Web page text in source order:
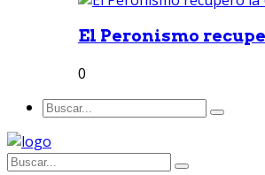
El Peronismo
0